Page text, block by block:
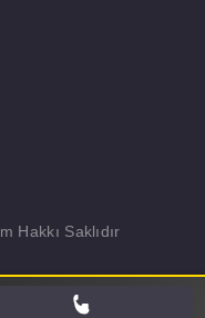
Hakkı Saklıdır